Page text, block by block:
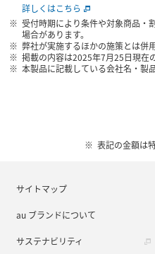
詳しくはこちら
受付時期により条件や対象商品・
場合があります。
弊社が実施するほかの施策とは併
掲載の内容は2025年7月25日現在
本製品に記載している会社名・製
表記の金額は
サイトマップ
au ブランドについて
サステナビリティ